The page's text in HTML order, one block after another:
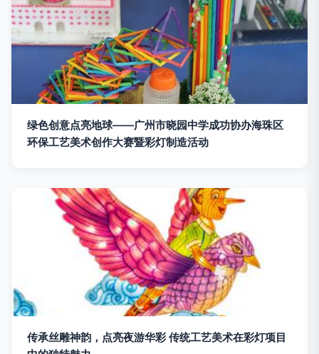
绿色创意点亮地球——广州市晓园中学成功协办海珠区
环保工艺美术创作大赛暨彩灯制造活动
传承丝雕神韵，点亮夜游华彩 传统工艺美术在彩灯项目